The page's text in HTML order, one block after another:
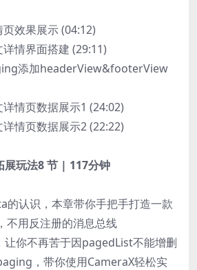
效果展示 (04:12)
情界面搭建 (29:11)
添加headerView&footerView
详情页数据展示1 (24:02)
详情页数据展示2 (22:22)
展玩法8 节 | 117分钟
的认识，本章带你手把手打造一款
不用反注册的消息总线
让你不再苦于因pagedList不能增删
，带你使用CameraX轻松实